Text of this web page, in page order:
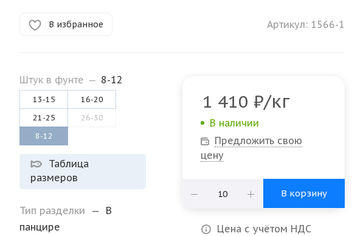
В избранное Артикул: 1566-1
Штук в фунте — 8-12
13-15
16-20
21-25
26-30
8-12
Таблица
размеров
Тип разделки —
В
панцире
1 410 ₽/кг
В наличии
Предложить свою
цену
В корзину
Цена с учётом НДС